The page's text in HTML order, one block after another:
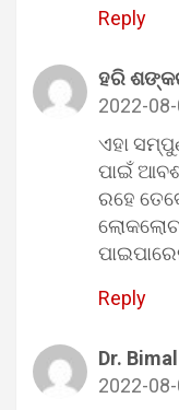
Reply
ହରି
2022-
ଏହା
ପାଇଁ
ରହେ
Reply
Dr.
2022-